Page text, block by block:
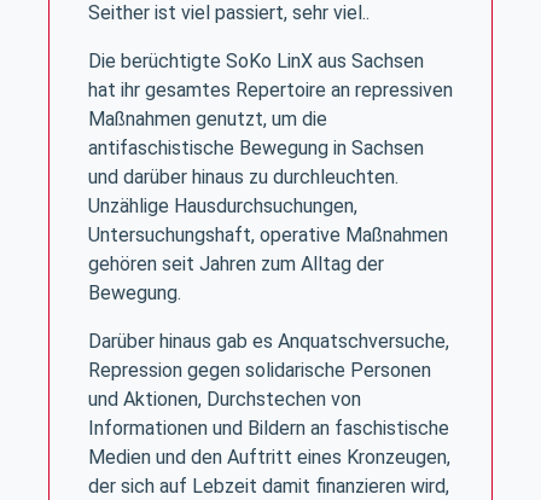
Seither ist viel passiert, sehr viel..
Die berüchtigte SoKo LinX aus Sachsen
hat ihr gesamtes Repertoire an repressiven
Maßnahmen genutzt, um die
antifaschistische Bewegung in Sachsen
und darüber hinaus zu durchleuchten.
Unzählige Hausdurchsuchungen,
Untersuchungshaft, operative Maßnahmen
gehören seit Jahren zum Alltag der
Bewegung.
Darüber hinaus gab es Anquatschversuche,
Repression gegen solidarische Personen
und Aktionen, Durchstechen von
Informationen und Bildern an faschistische
Medien und den Auftritt eines Kronzeugen,
der sich auf Lebzeit damit finanzieren wird,